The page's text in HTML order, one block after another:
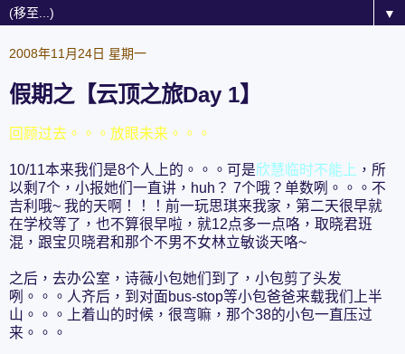
▼
2008年11月24日 星期一
假期之【云顶之旅Day 1】
回顾过去。。。放眼未来。。。
10/11本来我们是8个人上的。。。可是欣慧临时不能上 ，所
以剩7个，小报她们一直讲，huh？ 7个哦？单数咧。。。不
吉利哦~ 我的天啊！！！前一玩思琪来我家，第二天很早就
在学校等了，也不算很早啦，就12点多一点咯，取晓君班
混，跟宝贝晓君和那个不男不女林立敏谈天咯~
之后，去办公室，诗薇小包她们到了，小包剪了头发
咧。。。人齐后，到对面bus-stop等小包爸爸来载我们上半
山。。。上着山的时候，很弯嘛，那个38的小包一直压过
来。。。